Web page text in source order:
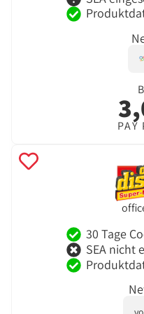
PAY
30 Tage
SEA nicht